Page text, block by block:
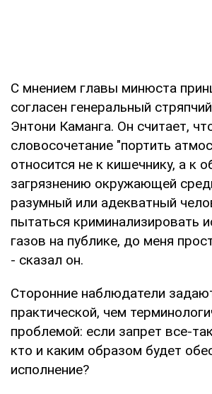
С мнением главы минюста
согласен генеральный
Энтони Каманга. Он считает,
словосочетание "портить
относится не к кишечнику, а к
загрязнению окружающей
разумный или адекватный
пытаться криминализировать
газов на публике, до меня
- сказал он.
Сторонние наблюдатели
практической, чем
проблемой: если запрет все-
кто и каким образом будет
исполнение?